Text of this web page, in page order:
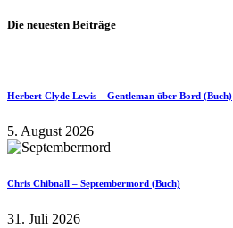
Die neuesten Beiträge
Herbert Clyde Lewis – Gentleman über Bord (Buch)
5. August 2026
Chris Chibnall – Septembermord (Buch)
31. Juli 2026